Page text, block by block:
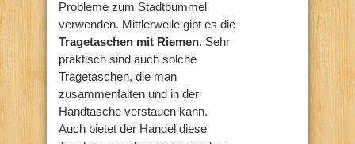
Probleme zum Stadtbummel
verwenden. Mittlerweile gibt es die
Tragetaschen mit Riemen. Sehr
praktisch sind auch solche
Tragetaschen, die man
zusammenfalten und in der
Handtasche verstauen kann.
Auch bietet der Handel diese